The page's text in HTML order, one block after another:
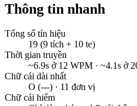
Thông tin nhanh
Tổng số tín hiệu
19 (9 tích + 10 te)
Thời gian truyền
~6.9s ở 12 WPM · ~4.1s ở
Chữ cái dài nhất
O (---) · 11 đơn vị
Chữ cái hiếm